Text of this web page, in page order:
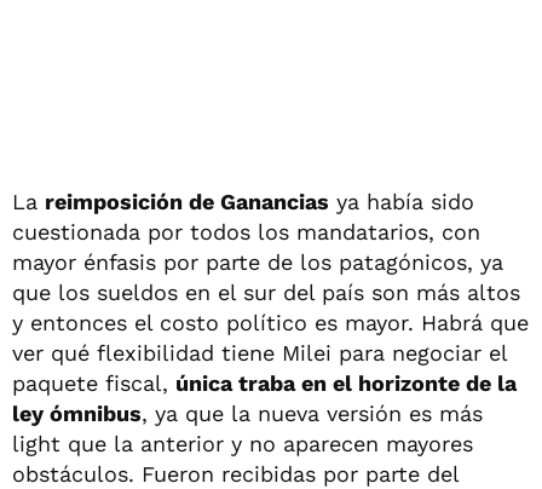
La reimposición de Ganancias ya había sido
cuestionada por todos los mandatarios, con
mayor énfasis por parte de los patagónicos, ya
que los sueldos en el sur del país son más altos
y entonces el costo político es mayor. Habrá que
ver qué flexibilidad tiene Milei para negociar el
paquete fiscal, única traba en el horizonte de la
ley ómnibus, ya que la nueva versión es más
light que la anterior y no aparecen mayores
obstáculos. Fueron recibidas por parte del